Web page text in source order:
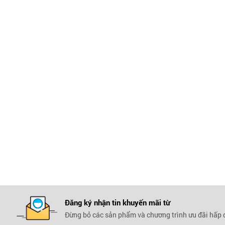
Đăng ký nhận tin khuyến mãitừ
Đừng bỏ các sản phẩm và chương trình ưu đãi hấp